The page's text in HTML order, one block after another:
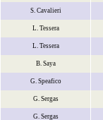
S. Cavalieri
L. Tessera
L. Tessera
B. Saya
G. Speafico
G. Sergas
G. Sergas